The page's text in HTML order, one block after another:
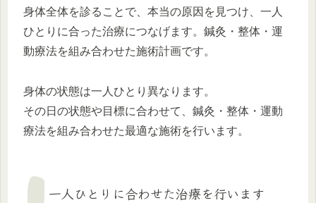
身体全体を診ることで、本当の原因を見つけ、一人
ひとりに合った治療につなげます。鍼灸・整体・運
動療法を組み合わせた施術計画です。
身体の状態は一人ひとり異なります。
その日の状態や目標に合わせて、鍼灸・整体・運動
療法を組み合わせた最適な施術を行います。
一人ひとりに合わせた治療を行います